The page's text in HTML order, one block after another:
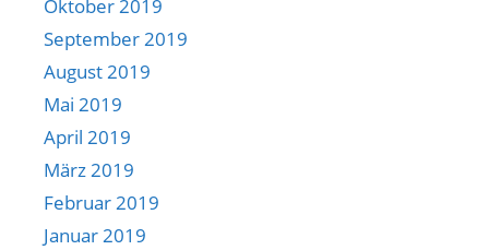
Oktober 2019
September 2019
August 2019
Mai 2019
April 2019
März 2019
Februar 2019
Januar 2019